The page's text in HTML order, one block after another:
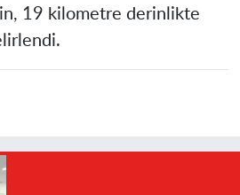
19 kilometre derinlikte